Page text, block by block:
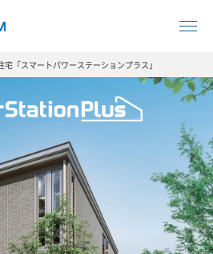
宅「スマートパワーステーションプラス」